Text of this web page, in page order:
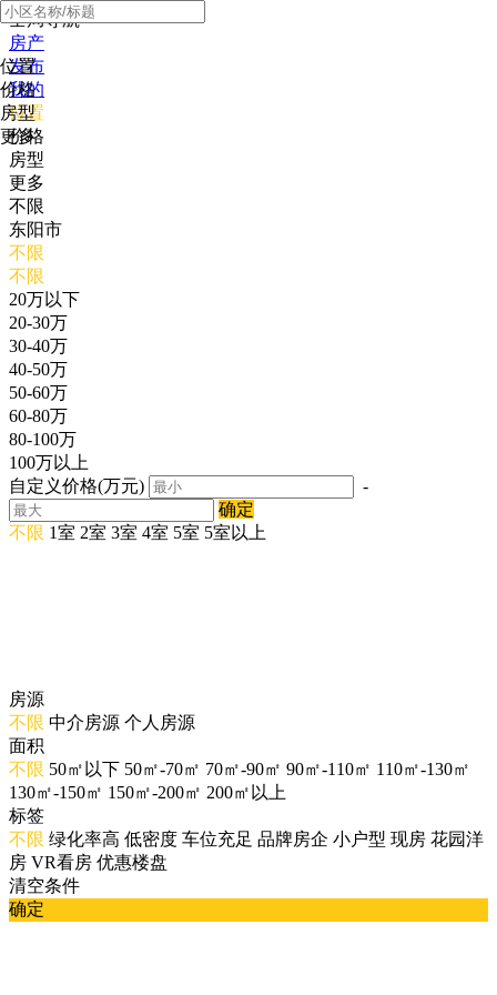
全局导航
房产
发布
我的
位置
价格
房型
更多
位置
价格
房型
更多
不限
东阳市
不限
不限
20万以下
20-30万
30-40万
40-50万
50-60万
60-80万
80-100万
100万以上
自定义价格(万元)
-
确定
不限 1室 2室 3室 4室 5室 5室以上
房源
不限 中介房源 个人房源
面积
不限 50㎡以下 50㎡-70㎡ 70㎡-90㎡ 90㎡-110㎡ 110㎡-130㎡
130㎡-150㎡ 150㎡-200㎡ 200㎡以上
标签
不限 绿化率高 低密度 车位充足 品牌房企 小户型 现房 花园洋
房 VR看房 优惠楼盘
清空条件
确定